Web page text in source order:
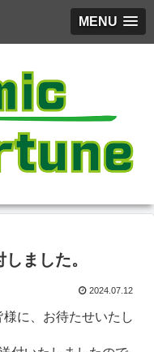
MENU
ました。
2024.07.12
に、お待たせいたし